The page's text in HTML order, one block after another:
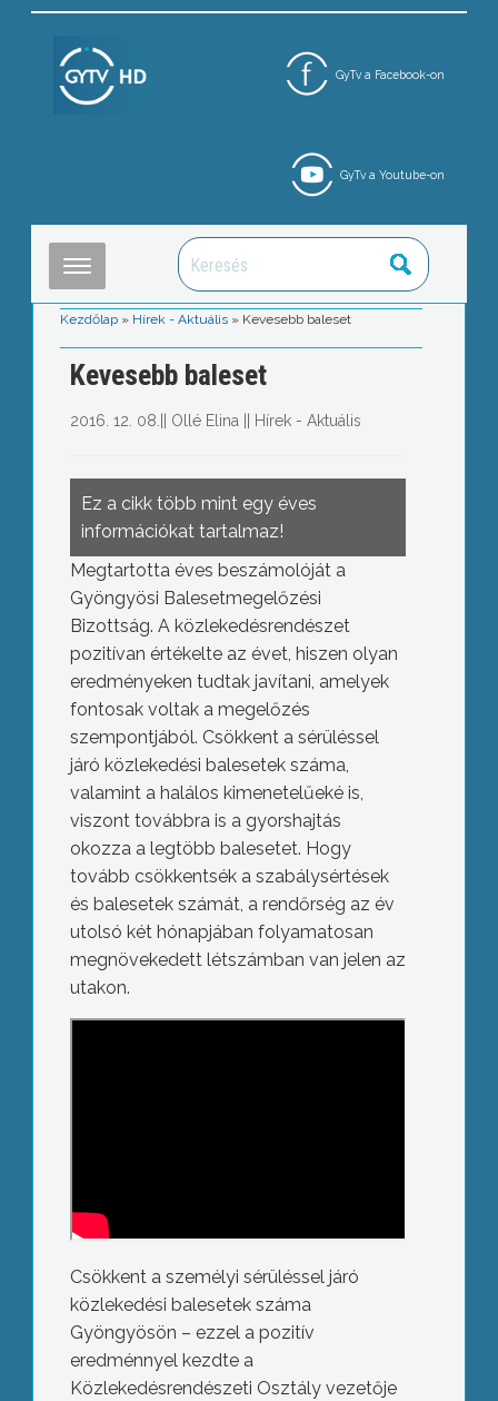
GyTv a Facebook-on
GyTv a Youtube-on
Kezdőlap » Hírek - Aktuális » Kevesebb baleset
Kevesebb baleset
2016. 12. 08. Ollé Elina Hírek - Aktuális
Ez a cikk több mint egy éves
információkat tartalmaz!
Megtartotta éves beszámolóját a
Gyöngyösi Balesetmegelőzési
Bizottság. A közlekedésrendészet
pozitívan értékelte az évet, hiszen olyan
eredményeken tudtak javítani, amelyek
fontosak voltak a megelőzés
szempontjából. Csökkent a sérüléssel
járó közlekedési balesetek száma,
valamint a halálos kimenetelűeké is,
viszont továbbra is a gyorshajtás
okozza a legtöbb balesetet. Hogy
tovább csökkentsék a szabálysértések
és balesetek számát, a rendőrség az év
utolsó két hónapjában folyamatosan
megnövekedett létszámban van jelen az
utakon.
Csökkent a személyi sérüléssel járó
közlekedési balesetek száma
Gyöngyösön – ezzel a pozitív
eredménnyel kezdte a
Közlekedésrendészeti Osztály vezetője